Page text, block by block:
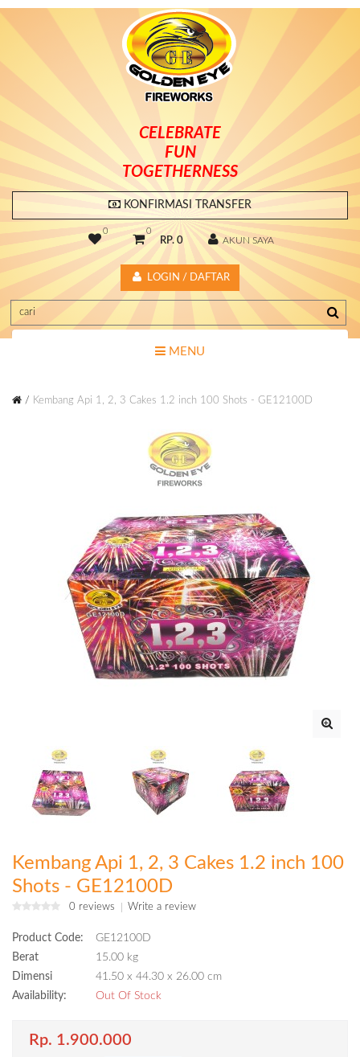
CELEBRATE
FUN
TOGETHERNESS
KONFIRMASI TRANSFER
0 0
RP. 0 AKUN SAYA
LOGIN / DAFTAR
MENU
Kembang Api 1, 2, 3 Cakes 1.2 inch 100 Shots - GE12100D
Kembang Api 1, 2, 3 Cakes 1.2 inch 100
Shots - GE12100D
0 reviews Write a review
Product Code:
GE12100D
Berat
15.00 kg
Dimensi
41.50 x 44.30 x 26.00 cm
Availability:
Out Of Stock
Rp. 1.900.000